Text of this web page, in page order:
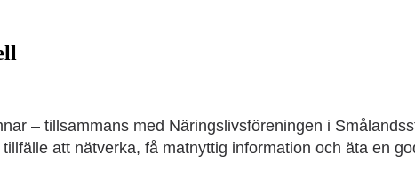
– tillsammans med Näringslivsföreningen i
att nätverka, få matnyttig information och äta en